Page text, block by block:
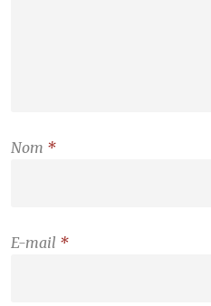
Nom *
E-mail *